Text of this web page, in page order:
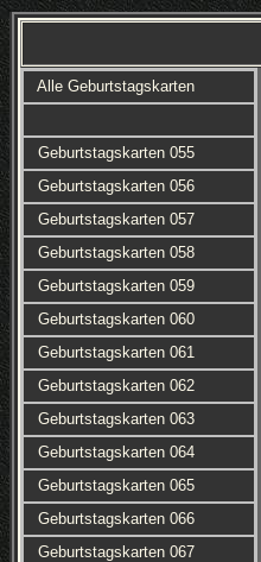
Alle Geburtstagskarten
Geburtstagskarten 055
Geburtstagskarten 056
Geburtstagskarten 057
Geburtstagskarten 058
Geburtstagskarten 059
Geburtstagskarten 060
Geburtstagskarten 061
Geburtstagskarten 062
Geburtstagskarten 063
Geburtstagskarten 064
Geburtstagskarten 065
Geburtstagskarten 066
Geburtstagskarten 067